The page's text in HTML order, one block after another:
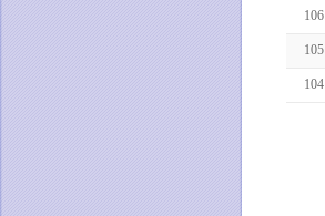
106
105
104